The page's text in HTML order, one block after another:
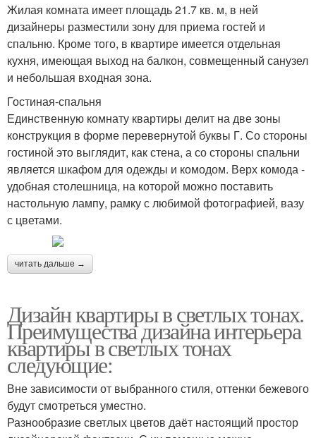
Жилая комната имеет площадь 21.7 кв. м, в ней
дизайнеры разместили зону для приема гостей и
спальню. Кроме того, в квартире имеется отдельная
кухня, имеющая выход на балкон, совмещенный санузел
и небольшая входная зона.
Гостиная-спальня
Единственную комнату квартиры делит на две зоны
конструкция в форме перевернутой буквы Г. Со стороны
гостиной это выглядит, как стена, а со стороны спальни
является шкафом для одежды и комодом. Верх комода -
удобная столешница, на которой можно поставить
настольную лампу, рамку с любимой фотографией, вазу
с цветами.
читать дальше →
Дизайн квартиры в светлых тонах.
Преимущества дизайна интерьера
квартиры в светлых тонах
следующие:
Вне зависимости от выбранного стиля, оттенки бежевого
будут смотреться уместно.
Разнообразие светлых цветов даёт настоящий простор